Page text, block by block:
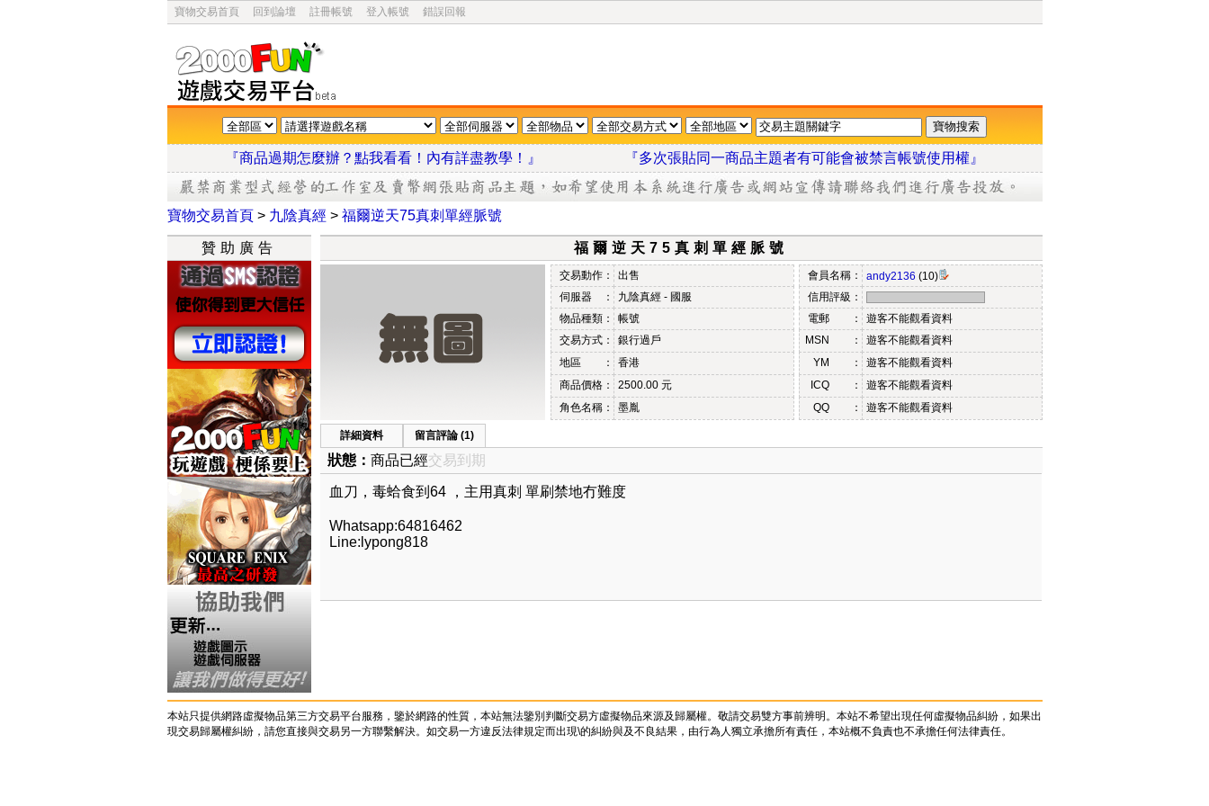
寶物交易首頁 回到論壇 註冊帳號 登入帳號 錯誤回報
『商品過期怎麼辦？點我看看！內有詳盡教學！』 『多次張貼同一商品主題者有可能會被禁言帳號使用權』
寶物交易首頁> 九陰真經 > 福爾逆天75真刺單經脈號
贊助廣告 福爾逆天75真刺單經脈號
交易動作：
出售
伺服器 ：
九陰真經 - 國服
物品種類：
帳號
交易方式：
銀行過戶
地區 ：
香港
商品價格：
2500.00 元
角色名稱：
墨胤
會員名稱： andy2136 (10)
信用評級：
電郵 ：
遊客不能觀看資料
MSN ：
遊客不能觀看資料
YM ：
遊客不能觀看資料
ICQ ：
遊客不能觀看資料
QQ ：
遊客不能觀看資料
詳細資料 留言評論 (1)
狀態： 商品已經交易到期
血刀，毒蛤食到64 ，主用真刺 單刷禁地冇難度
Whatsapp:64816462
Line:lypong818
本站只提供網路虛擬物品第三方交易平台服務，鑒於網路的性質，本站無法鑒別判斷交易方虛擬物品來源及歸屬權。敬請交易雙方事前辨明。本站不希望出現任何虛擬物品糾紛，如果出
現交易歸屬權糾紛，請您直接與交易另一方聯繫解決。如交易一方違反法律規定而出現\的糾紛與及不良結果，由行為人獨立承擔所有責任，本站概不負責也不承擔任何法律責任。